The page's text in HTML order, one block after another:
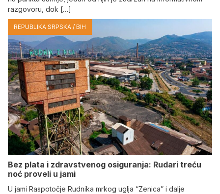
razgovoru, dok […]
REPUBLIKA SRPSKA / BIH
Bez plata i zdravstvenog osiguranja: Rudari treću
noć proveli u jami
U jami Raspotočje Rudnika mrkog uglja “Zenica” i dalje